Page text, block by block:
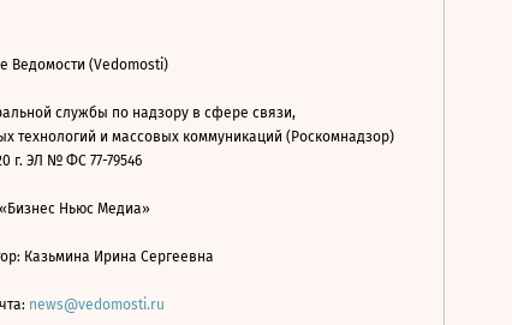
Ведомости (Vedomosti)
службы по надзору в сфере связи,
технологий и массовых коммуникаций (Роскомнадзор)
г. ЭЛ № ФС 77-79546
Ньюс Медиа»
Казьмина Ирина Сергеевна
news@vedomosti.ru